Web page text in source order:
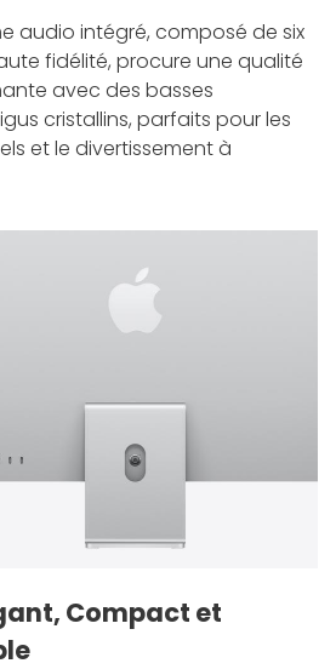
audio intégré, composé de six
fidélité, procure une qualité
avec des basses
cristallins, parfaits pour les
et le divertissement à
Compact et